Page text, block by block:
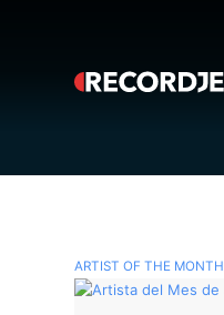
ARTIST OF THE MONTH